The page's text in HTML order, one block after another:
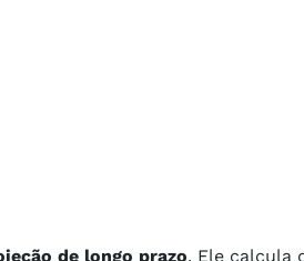
de longo prazo. Ele calcula